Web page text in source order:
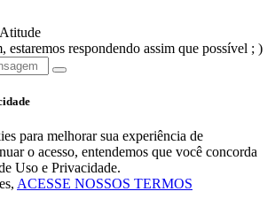
estaremos respondendo assim que possível ; )
para melhorar sua experiência de
o acesso, entendemos que você concorda
Uso e Privacidade.
ACESSE NOSSOS TERMOS